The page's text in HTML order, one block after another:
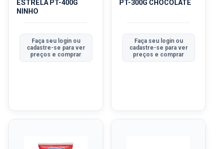
ESTRELA PT-400G
NINHO
Faça seu login ou
cadastre-se para ver
preços e comprar
PT-300G CHOCOLATE
Faça seu login ou
cadastre-se para ver
preços e comprar